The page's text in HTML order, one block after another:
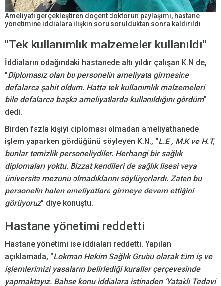
Ameliyatı gerçekleştiren doçent doktorun paylaşımı, hastane
yönetimine iddialara ilişkin soru sorulduktan sonra kaldırıldı
"Tek kullanımlık malzemeler kullanıldı"
İddiaların odağındaki hastanede altı yıldır çalışan K.N de,
"Diplomasız olan bu personelin ameliyata girmesine
defalarca şahit oldum. Hatta tek kullanımlık malzemeleri
bile defalarca başka ameliyatlarda kullanıldığını gördüm"
dedi.
Birden fazla kişiyi diploması olmadan ameliyathanede
işlem yaparken gördüğünü söyleyen K.N., “L.E , M.K ve H.T,
bunlar temizlik personeliydiler. Herhangi bir sağlık
diplomaları yoktu. Bizzat kendileri de sağlık lisesi veya
üniversite mezunu olmadıklarını söylüyorlardı. Zaten bu
personelin halen ameliyatlara girmeye devam ettiğini
görüyoruz" diye konuştu.
Hastane yönetimi reddetti
Hastane yönetimi ise iddiaları reddetti. Yapılan
açıklamada, "Lokman Hekim Sağlık Grubu olarak tüm iş ve
işlemlerimizi yasaların belirlediği kurallar çerçevesinde
yapmaktayız. Bahse konu iddialara istinaden ‘Yataklı Tedavi